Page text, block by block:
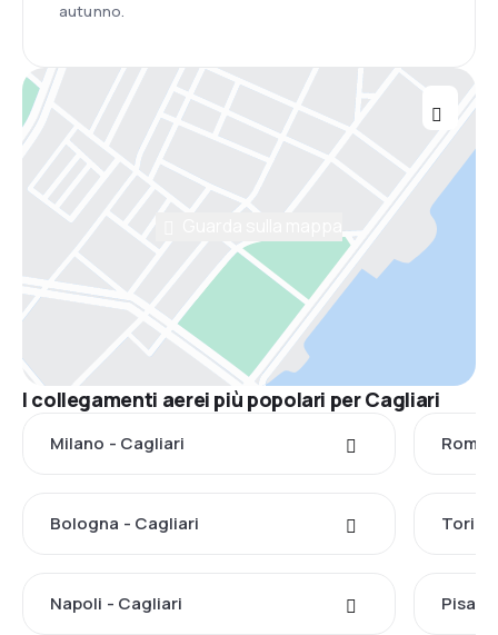
autunno.
I collegamenti aerei più popolari per Cagliari
Milano - Cagliari Roma
Bologna - Cagliari
Napoli - Cagliari Pisa -